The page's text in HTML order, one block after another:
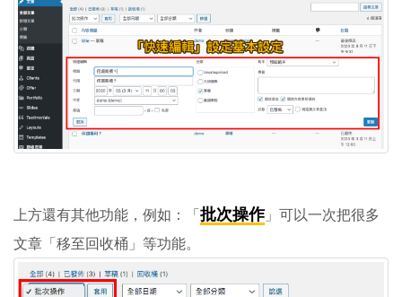
上方還有其他功能，例如：「批次操作」可以一次把很多
文章「移至回收桶」等功能。